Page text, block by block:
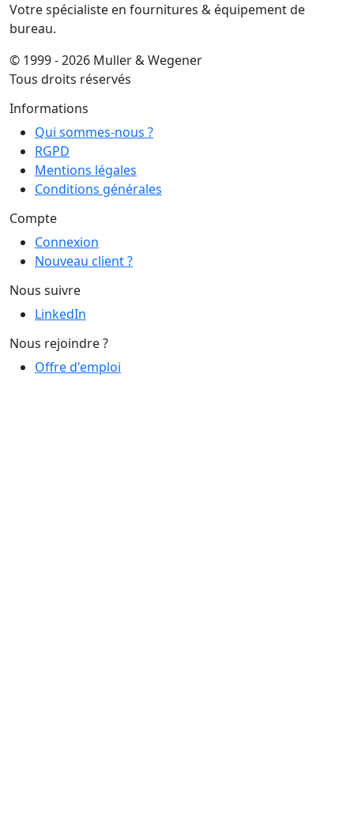
Votre spécialiste en fournitures & équipement de
bureau.
© 1999 - 2026 Muller & Wegener
Tous droits réservés
Informations
Qui sommes-nous ?
RGPD
Mentions légales
Conditions générales
Compte
Connexion
Nouveau client ?
Nous suivre
LinkedIn
Nous rejoindre ?
Offre d'emploi